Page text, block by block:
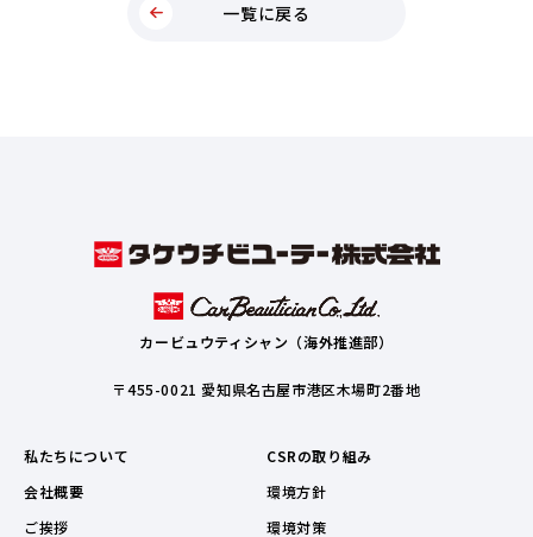
一覧に戻る
カービュウティシャン（海外推進部）
〒455-0021 愛知県名古屋市港区木場町2番地
私たちについて
会社概要
ご挨拶
CSRの取り組み
環境方針
環境対策